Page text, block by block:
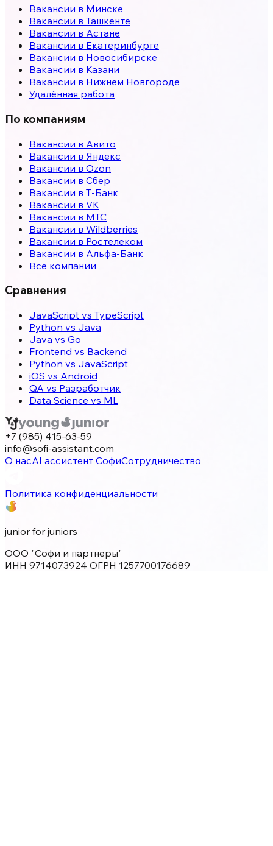
Вакансии в Минске
Вакансии в Ташкенте
Вакансии в Астане
Вакансии в Екатеринбурге
Вакансии в Новосибирске
Вакансии в Казани
Вакансии в Нижнем Новгороде
Удалённая работа
По компаниям
Вакансии в Авито
Вакансии в Яндекс
Вакансии в Ozon
Вакансии в Сбер
Вакансии в Т-Банк
Вакансии в VK
Вакансии в МТС
Вакансии в Wildberries
Вакансии в Ростелеком
Вакансии в Альфа-Банк
Все компании
Сравнения
JavaScript vs TypeScript
Python vs Java
Java vs Go
Frontend vs Backend
Python vs JavaScript
iOS vs Android
QA vs Разработчик
Data Science vs ML
+7 (985) 415-63-59
info@sofi-assistant.com
О насAI ассистент СофиСотрудничество
Политика конфиденциальности
junior for juniors
ООО "Софи и партнеры"
ИНН 9714073924 ОГРН 1257700176689